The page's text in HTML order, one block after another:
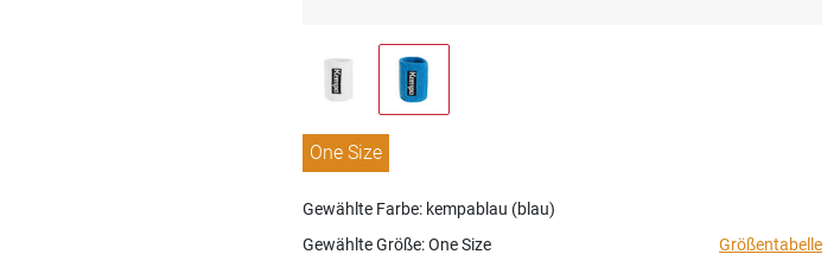
One Size
Gewählte Farbe: kempablau (blau)
Gewählte Größe:One Size Größentabelle